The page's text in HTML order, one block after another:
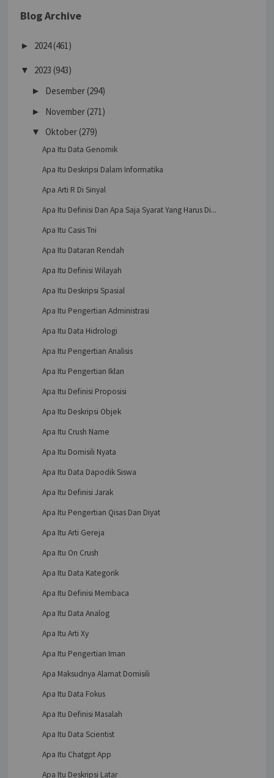
Blog Archive
► 2024(461)
▼ 2023 (943)
► Desember (294)
► November (271)
▼ Oktober (279)
Apa Itu Data Genomik
Apa Itu Deskripsi Dalam Informatika
Apa Arti R Di Sinyal
Apa Itu Definisi Dan Apa Saja Syarat Yang Harus Di...
Apa Itu Casis Tni
Apa Itu Dataran Rendah
Apa Itu Definisi Wilayah
Apa Itu Deskripsi Spasial
Apa Itu Pengertian Administrasi
Apa Itu Data Hidrologi
Apa Itu Pengertian Analisis
Apa Itu Pengertian Iklan
Apa Itu Definisi Proposisi
Apa Itu Deskripsi Objek
Apa Itu Crush Name
Apa Itu Domisili Nyata
Apa Itu Data Dapodik Siswa
Apa Itu Definisi Jarak
Apa Itu Pengertian Qisas Dan Diyat
Apa Itu Arti Gereja
Apa Itu On Crush
Apa Itu Data Kategorik
Apa Itu Definisi Membaca
Apa Itu Data Analog
Apa Itu Arti Xy
Apa Itu Pengertian Iman
Apa Maksudnya Alamat Domisili
Apa Itu Data Fokus
Apa Itu Definisi Masalah
Apa Itu Data Scientist
Apa Itu Chatgpt App
Apa Itu Deskripsi Latar